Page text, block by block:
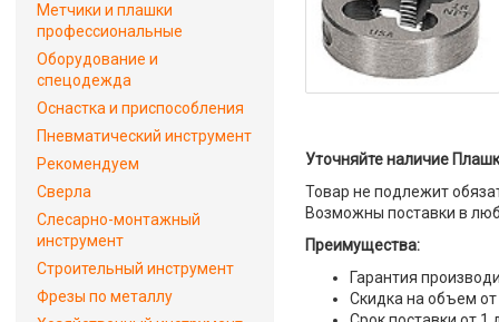
Уточняйте наличие
Товар не подлежит
Возможны поставки в
Преимущества:
Гарантия
Скидка на объем от
Метчики и плашки
профессиональные
Оборудование и
спецодежда
Оснастка и приспособления
Пневматический инструмент
Рекомендуем
Сверла
Слесарно-монтажный
инструмент
Строительный инструмент
Фрезы по металлу